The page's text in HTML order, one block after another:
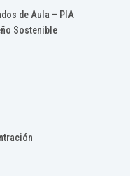
de Aula – PIA
Sostenible